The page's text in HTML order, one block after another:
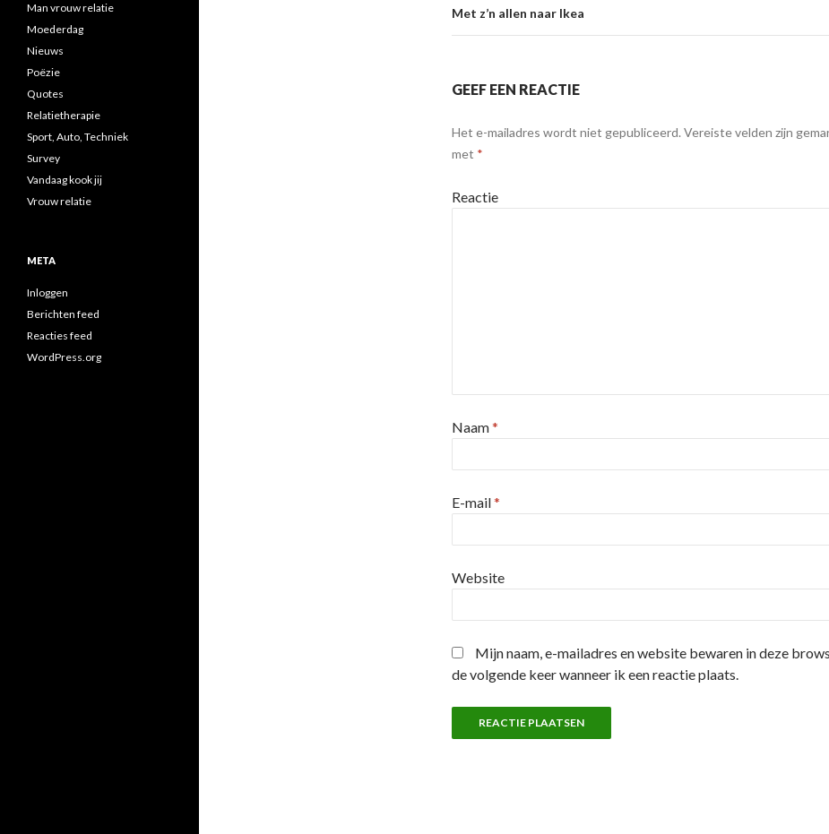
Met z’n allen naar Ikea
GEEF EEN REACTIE
Het e-mailadres wordt niet gepubliceerd. Vereiste velden zijn
met *
Reactie
Naam*
E-mail*
Website
Mijn naam, e-mailadres en website bewaren in deze
de volgende keer wanneer ik een reactie plaats.
Man vrouw relatie
Moederdag
Nieuws
Poëzie
Quotes
Relatietherapie
Sport, Auto, Techniek
Survey
Vandaag kook jij
Vrouw relatie
META
Inloggen
Berichten feed
Reacties feed
WordPress.org